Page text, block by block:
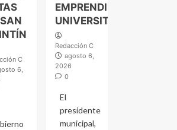
C
6,
EMPRENDIMIENTO
UNIVERSITARIO
Redacción C
agosto 6,
2026
0
El
presidente
municipal,